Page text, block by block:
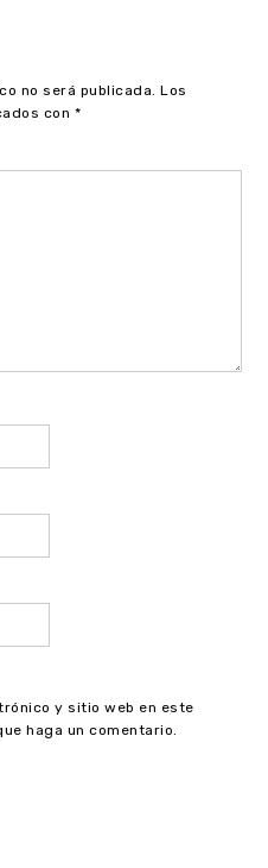
no será publicada.
Los
con *
y sitio web en este
haga un comentario.